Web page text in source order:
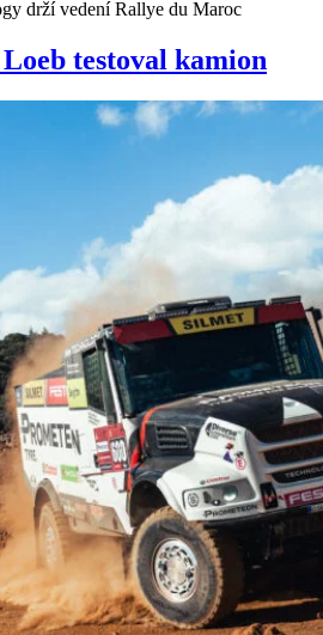
drží vedení Rallye du Maroc
testoval kamion